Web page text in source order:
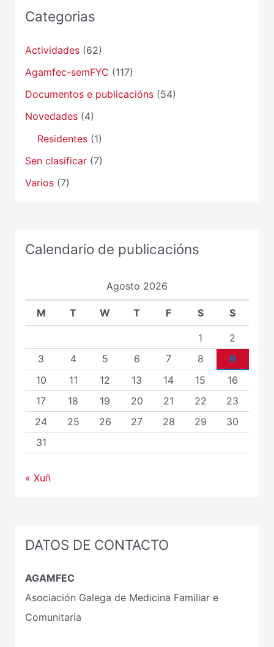
Categorias
Actividades(62)
Agamfec-semFYC (117)
Documentos e publicacións(54)
Novedades(4)
Residentes(1)
Sen clasificar(7)
Varios(7)
Calendario de publicacións
Agosto 2026
M T W T F S S
1
2
3
4 5 6 7 8
9
10
11 12 13 14 15
16
17
18 19 20 21 22
23
24
25 26 27 28 29
30
31
« Xuñ
DATOS DE CONTACTO
AGAMFEC
Asociación Galega de Medicina Familiar e
Comunitaria